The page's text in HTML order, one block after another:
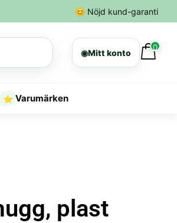
😊 Nöjd kund-garanti
◉Mitt konto
0
⭐ Varumärken
plast